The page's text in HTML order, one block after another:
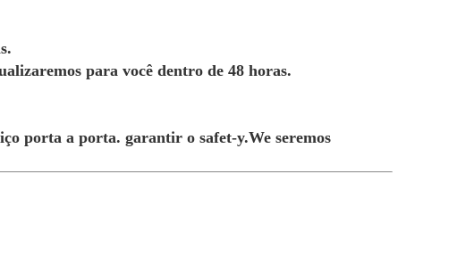
para você dentro de 48 horas.
porta a porta. garantir o safet-y.We seremos